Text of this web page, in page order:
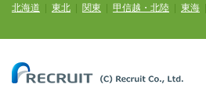
北海道 東北 関東 甲信越・北陸 東海